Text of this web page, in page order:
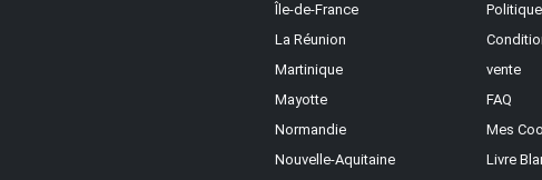
Île-de-France
La Réunion
Martinique
Mayotte
Normandie
Nouvelle-Aquitaine
vente
FAQ
Mes
Livre